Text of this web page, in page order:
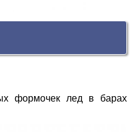
формочек лед в барах